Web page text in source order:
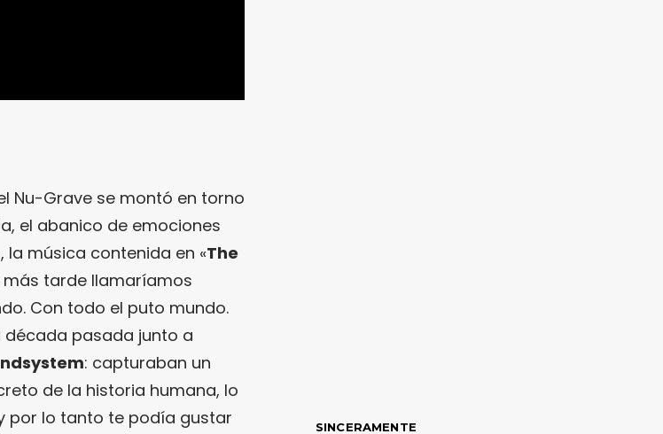
Nu-Grave se montó en torno
el abanico de emociones
la música contenida en «The
tarde llamaríamos
Con todo el puto mundo.
década pasada junto a
: capturaban un
de la historia humana, lo
por lo tanto te podía gustar
SINCERAMENTE